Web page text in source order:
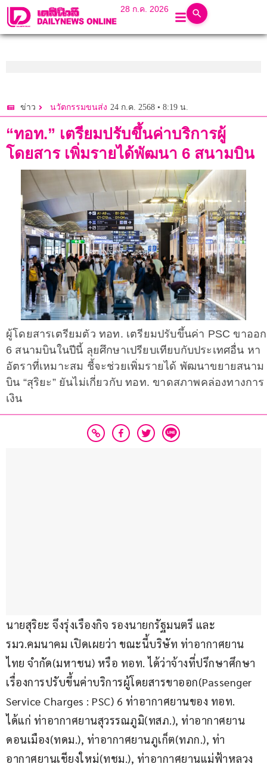
28 ก.ค. 2026
ข่าว นวัตกรรมขนส่ง 24 ก.ค. 2568 • 8:19 น.
“ทอท.” เตรียมปรับขึ้นค่าบริการผู้
โดยสาร เพิ่มรายได้พัฒนา 6 สนามบิน
ผู้โดยสารเตรียมตัว ทอท. เตรียมปรับขึ้นค่า PSC ขาออก
6 สนามบินในปีนี้ ลุยศึกษาเปรียบเทียบกับประเทศอื่น หา
อัตราที่เหมาะสม ชี้จะช่วยเพิ่มรายได้ พัฒนาขยายสนาม
บิน “สุริยะ” ยันไม่เกี่ยวกับ ทอท. ขาดสภาพคล่องทางการ
เงิน
นายสุริยะ จึงรุ่งเรืองกิจ รองนายกรัฐมนตรี และ
รมว.คมนาคม เปิดเผยว่า ขณะนี้บริษัท ท่าอากาศยาน
ไทย จำกัด(มหาชน) หรือ ทอท. ได้ว่าจ้างที่ปรึกษาศึกษา
เรื่องการปรับขึ้นค่าบริการผู้โดยสารขาออก(Passenger
Service Charges : PSC) 6 ท่าอากาศยานของ ทอท.
ได้แก่ ท่าอากาศยานสุวรรณภูมิ(ทสภ.), ท่าอากาศยาน
ดอนเมือง(ทดม.), ท่าอากาศยานภูเก็ต(ทภก.), ท่า
อากาศยานเชียงใหม่(ทชม.), ท่าอากาศยานแม่ฟ้าหลวง